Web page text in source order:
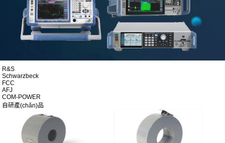
R&S
Schwarzbeck
FCC
AFJ
COM-POWER
自研產(chǎn)品